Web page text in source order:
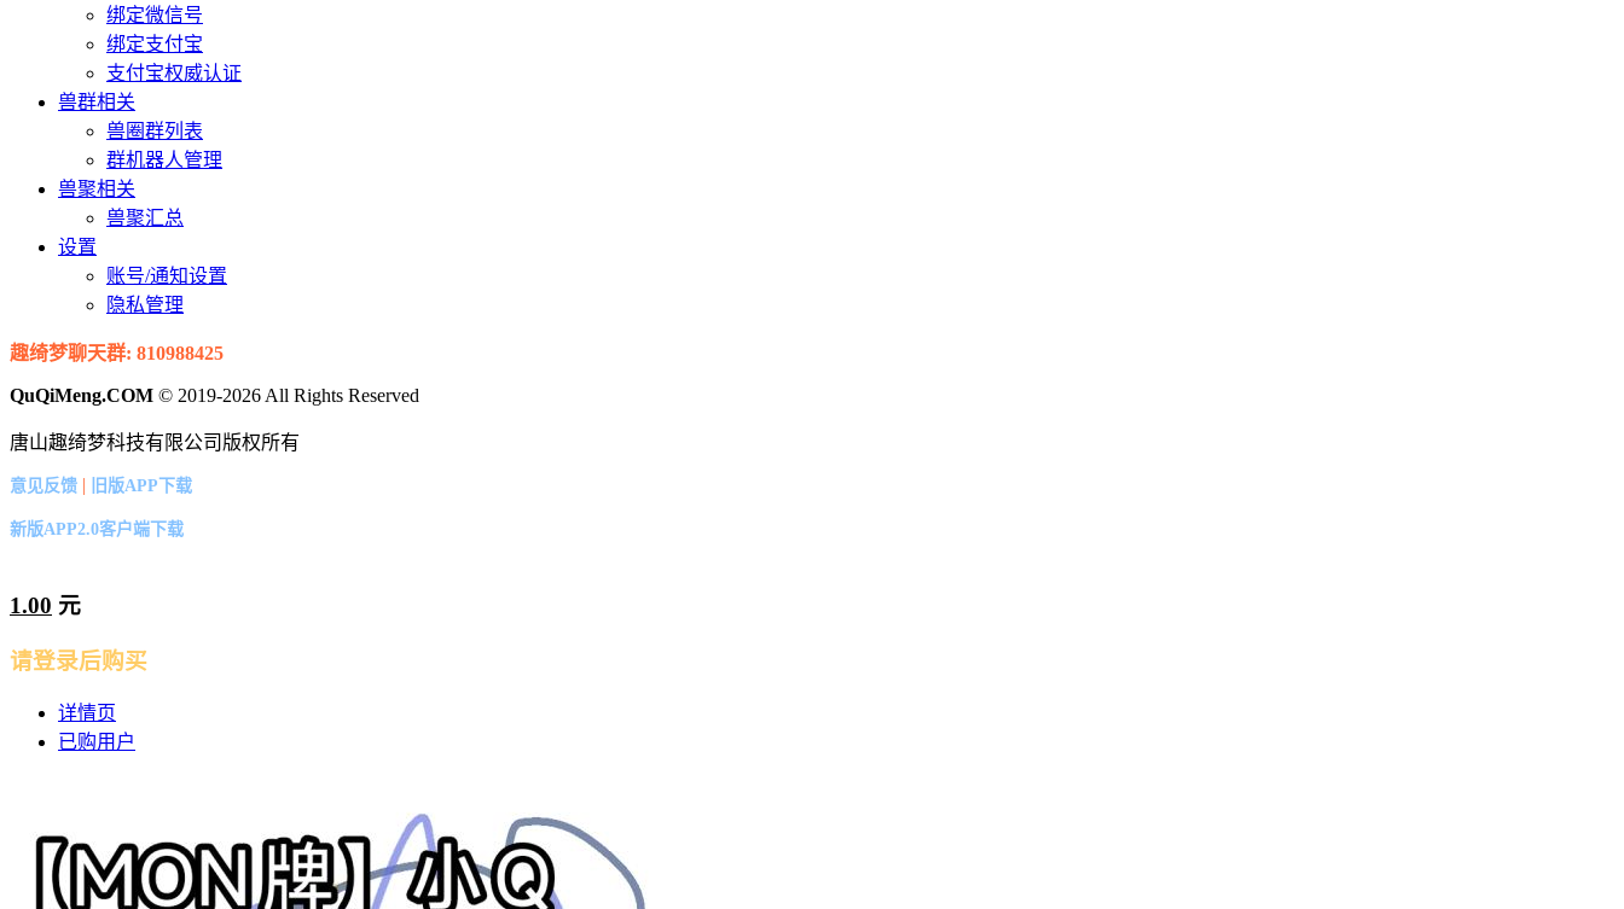
绑定微信号
绑定支付宝
支付宝权威认证
兽群相关
兽圈群列表
群机器人管理
兽聚相关
兽聚汇总
设置
账号/通知设置
隐私管理
趣绮梦聊天群: 810988425
QuQiMeng.COM © 2019-2026 All Rights Reserved
唐山趣绮梦科技有限公司版权所有
意见反馈 | 旧版APP下载
新版APP2.0客户端下载
1.00 元
请登录后购买
详情页
已购用户